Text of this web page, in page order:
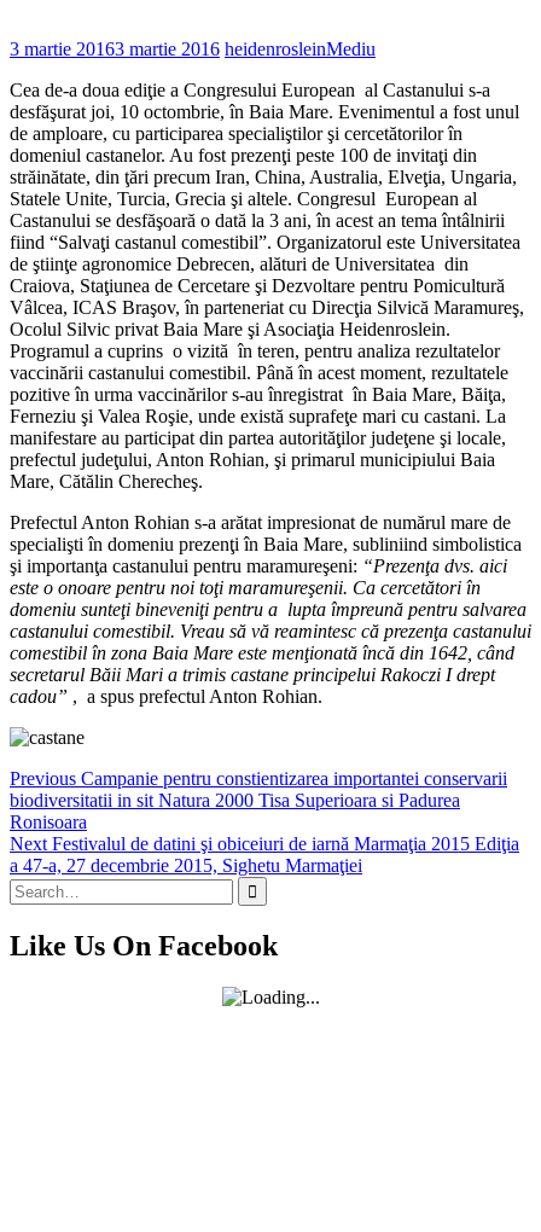
3 martie 20163 martie 2016 heidenrosleinMediu
Cea de-a doua ediţie a Congresului European al Castanului s-a
desfăşurat joi, 10 octombrie, în Baia Mare. Evenimentul a fost unul
de amploare, cu participarea specialiştilor şi cercetătorilor în
domeniul castanelor. Au fost prezenţi peste 100 de invitaţi din
străinătate, din ţări precum Iran, China, Australia, Elveţia, Ungaria,
Statele Unite, Turcia, Grecia şi altele. Congresul European al
Castanului se desfăşoară o dată la 3 ani, în acest an tema întâlnirii
fiind “Salvaţi castanul comestibil”. Organizatorul este Universitatea
de ştiinţe agronomice Debrecen, alături de Universitatea din
Craiova, Staţiunea de Cercetare şi Dezvoltare pentru Pomicultură
Vâlcea, ICAS Braşov, în parteneriat cu Direcţia Silvică Maramureş,
Ocolul Silvic privat Baia Mare şi Asociaţia Heidenroslein.
Programul a cuprins o vizită în teren, pentru analiza rezultatelor
vaccinării castanului comestibil. Până în acest moment, rezultatele
pozitive în urma vaccinărilor s-au înregistrat în Baia Mare, Băiţa,
Ferneziu şi Valea Roşie, unde există suprafeţe mari cu castani. La
manifestare au participat din partea autorităţilor judeţene şi locale,
prefectul judeţului, Anton Rohian, şi primarul municipiului Baia
Mare, Cătălin Cherecheş.
Prefectul Anton Rohian s-a arătat impresionat de numărul mare de
specialişti în domeniu prezenţi în Baia Mare, subliniind simbolistica
şi importanţa castanului pentru maramureşeni: “Prezenţa dvs. aici
este o onoare pentru noi toţi maramureşenii. Ca cercetători în
domeniu sunteţi bineveniţi pentru a lupta împreună pentru salvarea
castanului comestibil. Vreau să vă reamintesc că prezenţa castanului
comestibil în zona Baia Mare este menţionată încă din 1642, când
secretarul Băii Mari a trimis castane principelui Rakoczi I drept
cadou” , a spus prefectul Anton Rohian.
Navigare
în
articole
Previous Previous
post:
Campanie pentru constientizarea importantei conservarii
biodiversitatii in sit Natura 2000 Tisa Superioara si Padurea
Ronisoara
Next Next
post:
Festivalul de datini şi obiceiuri de iarnă Marmaţia 2015 Ediţia
a 47-a, 27 decembrie 2015, Sighetu Marmaţiei
Search
for:
Like Us On Facebook